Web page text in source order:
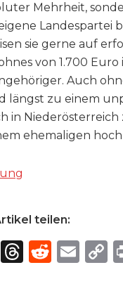
Mehrheit,
Landespartei
sie gerne auf
von 1.700
Auch
längst zu einem
in Niederösterreich
ehemaligen
teilen:
X
T
R
E
C